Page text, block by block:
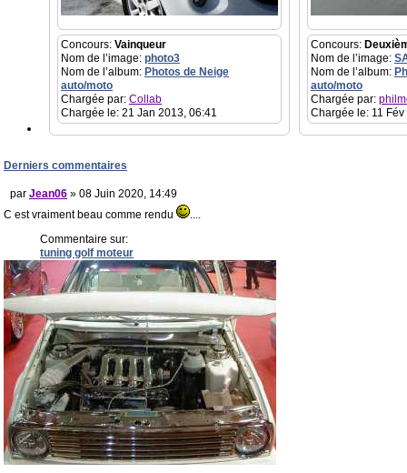
Concours: Vainqueur
Nom de l’image: photo3
Nom de l’album: Photos de Neige
auto/moto
Chargée par: Collab
Chargée le: 21 Jan 2013, 06:41
Concours:
Nom de l’image:
Nom de l’album:
auto/moto
Chargée par:
Chargée le: 11
Derniers commentaires
par Jean06 » 08 Juin 2020, 14:49
C est vraiment beau comme rendu
....
Commentaire sur:
tuning golf moteur